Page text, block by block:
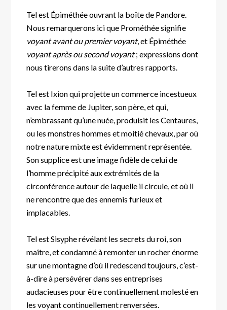
Tel est Épiméthée ouvrant la boîte de Pandore.
Nous remarquerons ici que Prométhée signifie
voyant avant ou premier voyant, et Épiméthée
voyant après ou second voyant; expressions dont
nous tirerons dans la suite d’autres rapports.
Tel est Ixion qui projette un commerce incestueux
avec la femme de Jupiter, son père, et qui,
n’embrassant qu’une nuée, produisit les Centaures,
ou les monstres hommes et moitié chevaux, par où
notre nature mixte est évidemment représentée.
Son supplice est une image fidèle de celui de
l’homme précipité aux extrémités de la
circonférence autour de laquelle il circule, et où il
ne rencontre que des ennemis furieux et
implacables.
Tel est Sisyphe révélant les secrets du roi, son
maître, et condamné à remonter un rocher énorme
sur une montagne d’où il redescend toujours, c’est-
à-dire à persévérer dans ses entreprises
audacieuses pour être continuellement molesté en
les voyant continuellement renversées.